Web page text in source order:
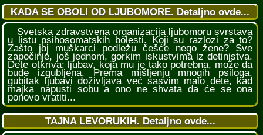
KADA SE OBOLI OD LJUBOMORE. Detaljno ovde...
Svetska zdravstvena organizacija ljubomoru svrstava
u listu psihosomatskih bolesti. Koji su razlozi za to?
Zašto joj muškarci podležu češće nego žene? Sve
započinje, još jednom, gorkim iskustvima iz detinjstva.
Dete otkriva: ljubav, koja mu je tako potrebna, može da
bude izgubljena. Prema mišljenju mnogih psiloga,
gubitak ljubavi doživljava već sasvim malo dete, kad
majka napusti sobu a ono ne shvata da će se ona
ponovo vratiti...
TAJNA LEVORUKIH. Detaljno ovde...